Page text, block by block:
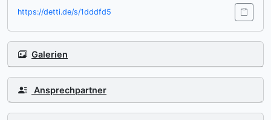
https://detti.de/s/1dddfd5
Galerien
Ansprechpartner